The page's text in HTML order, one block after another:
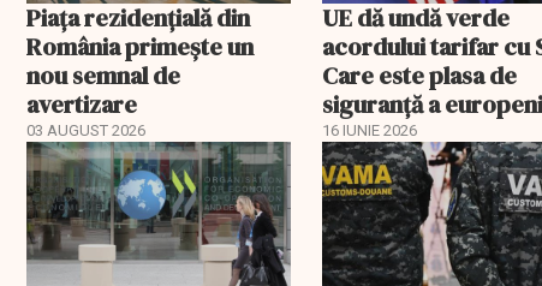
Piața rezidențială din
România primește un
nou semnal de
avertizare
03 AUGUST 2026
UE dă undă verde
acordului tarifar cu
Care este plasa de
siguranță a
16 IUNIE 2026